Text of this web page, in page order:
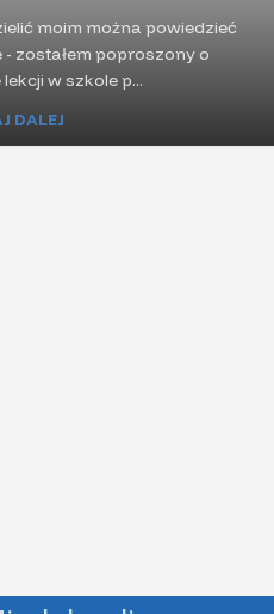
moim można powiedzieć
zostałem poproszony o
w szkole p...
DALEJ